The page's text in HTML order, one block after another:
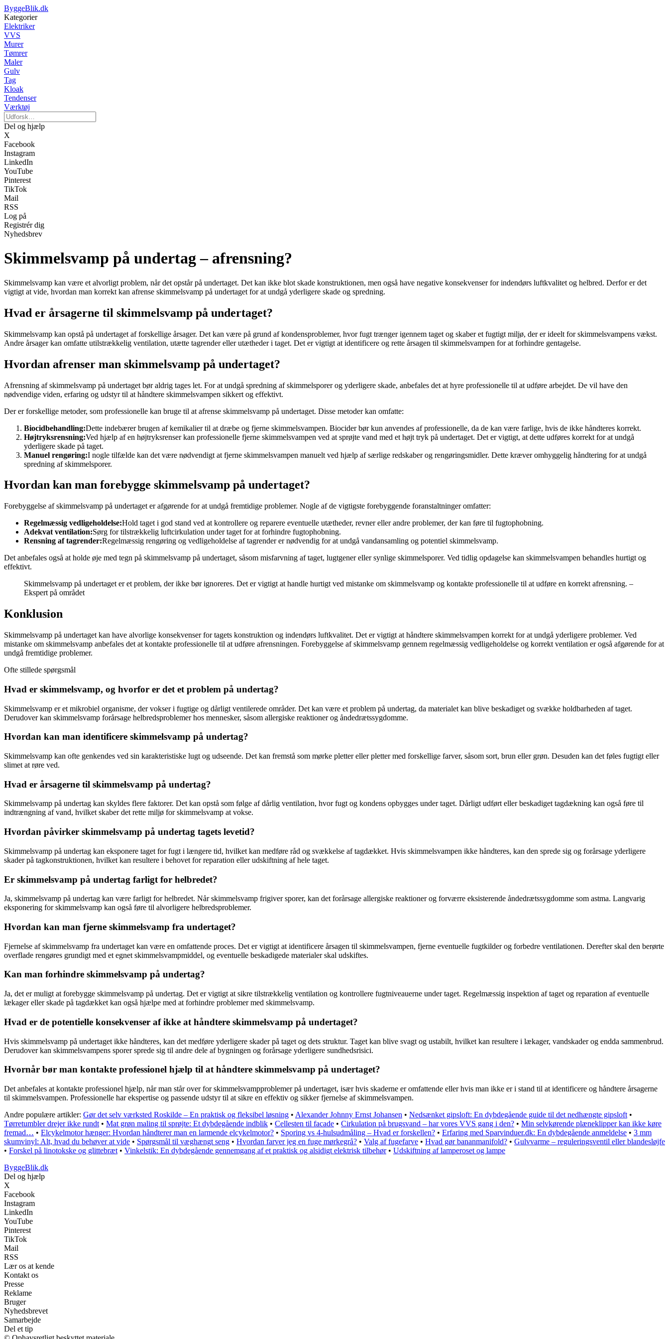
ByggeBlik.dk
Kategorier
Elektriker
VVS
Murer
Tømrer
Maler
Gulv
Tag
Kloak
Tendenser
Værktøj
Del og hjælp
X
Facebook
Instagram
LinkedIn
YouTube
Pinterest
TikTok
Mail
RSS
Log på
Registrér dig
Nyhedsbrev
Skimmelsvamp på undertag – afrensning?
Skimmelsvamp kan være et alvorligt problem, når det opstår på undertaget. Det kan ikke blot skade konstruktionen, men også have negative konsekvenser for indendørs luftkvalitet og helbred. Derfor er det
vigtigt at vide, hvordan man korrekt kan afrense skimmelsvamp på undertaget for at undgå yderligere skade og spredning.
Hvad er årsagerne til skimmelsvamp på undertaget?
Skimmelsvamp kan opstå på undertaget af forskellige årsager. Det kan være på grund af kondensproblemer, hvor fugt trænger igennem taget og skaber et fugtigt miljø, der er ideelt for skimmelsvampens vækst.
Andre årsager kan omfatte utilstrækkelig ventilation, utætte tagrender eller utætheder i taget. Det er vigtigt at identificere og rette årsagen til skimmelsvampen for at forhindre gentagelse.
Hvordan afrenser man skimmelsvamp på undertaget?
Afrensning af skimmelsvamp på undertaget bør aldrig tages let. For at undgå spredning af skimmelsporer og yderligere skade, anbefales det at hyre professionelle til at udføre arbejdet. De vil have den
nødvendige viden, erfaring og udstyr til at håndtere skimmelsvampen sikkert og effektivt.
Der er forskellige metoder, som professionelle kan bruge til at afrense skimmelsvamp på undertaget. Disse metoder kan omfatte:
Biocidbehandling:Dette indebærer brugen af ​​kemikalier til at dræbe og fjerne skimmelsvampen. Biocider bør kun anvendes af professionelle, da de kan være farlige, hvis de ikke håndteres korrekt.
Højtryksrensning:Ved hjælp af en højtryksrenser kan professionelle fjerne skimmelsvampen ved at sprøjte vand med et højt tryk på undertaget. Det er vigtigt, at dette udføres korrekt for at undgå
yderligere skade på taget.
Manuel rengøring:I nogle tilfælde kan det være nødvendigt at fjerne skimmelsvampen manuelt ved hjælp af særlige redskaber og rengøringsmidler. Dette kræver omhyggelig håndtering for at undgå
spredning af skimmelsporer.
Hvordan kan man forebygge skimmelsvamp på undertaget?
Forebyggelse af skimmelsvamp på undertaget er afgørende for at undgå fremtidige problemer. Nogle af de vigtigste forebyggende foranstaltninger omfatter:
Regelmæssig vedligeholdelse:Hold taget i god stand ved at kontrollere og reparere eventuelle utætheder, revner eller andre problemer, der kan føre til fugtophobning.
Adekvat ventilation:Sørg for tilstrækkelig luftcirkulation under taget for at forhindre fugtophobning.
Rensning af tagrender:Regelmæssig rengøring og vedligeholdelse af tagrender er nødvendig for at undgå vandansamling og potentiel skimmelsvamp.
Det anbefales også at holde øje med tegn på skimmelsvamp på undertaget, såsom misfarvning af taget, lugtgener eller synlige skimmelsporer. Ved tidlig opdagelse kan skimmelsvampen behandles hurtigt og
effektivt.
Skimmelsvamp på undertaget er et problem, der ikke bør ignoreres. Det er vigtigt at handle hurtigt ved mistanke om skimmelsvamp og kontakte professionelle til at udføre en korrekt afrensning. –
Ekspert på området
Konklusion
Skimmelsvamp på undertaget kan have alvorlige konsekvenser for tagets konstruktion og indendørs luftkvalitet. Det er vigtigt at håndtere skimmelsvampen korrekt for at undgå yderligere problemer. Ved
mistanke om skimmelsvamp anbefales det at kontakte professionelle til at udføre afrensningen. Forebyggelse af skimmelsvamp gennem regelmæssig vedligeholdelse og korrekt ventilation er også afgørende for at
undgå fremtidige problemer.
Ofte stillede spørgsmål
Hvad er skimmelsvamp, og hvorfor er det et problem på undertag?
Skimmelsvamp er et mikrobiel organisme, der vokser i fugtige og dårligt ventilerede områder. Det kan være et problem på undertag, da materialet kan blive beskadiget og svække holdbarheden af taget.
Derudover kan skimmelsvamp forårsage helbredsproblemer hos mennesker, såsom allergiske reaktioner og åndedrætssygdomme.
Hvordan kan man identificere skimmelsvamp på undertag?
Skimmelsvamp kan ofte genkendes ved sin karakteristiske lugt og udseende. Det kan fremstå som mørke pletter eller pletter med forskellige farver, såsom sort, brun eller grøn. Desuden kan det føles fugtigt eller
slimet at røre ved.
Hvad er årsagerne til skimmelsvamp på undertag?
Skimmelsvamp på undertag kan skyldes flere faktorer. Det kan opstå som følge af dårlig ventilation, hvor fugt og kondens opbygges under taget. Dårligt udført eller beskadiget tagdækning kan også føre til
indtrængning af vand, hvilket skaber det rette miljø for skimmelsvamp at vokse.
Hvordan påvirker skimmelsvamp på undertag tagets levetid?
Skimmelsvamp på undertag kan eksponere taget for fugt i længere tid, hvilket kan medføre råd og svækkelse af tagdækket. Hvis skimmelsvampen ikke håndteres, kan den sprede sig og forårsage yderligere
skader på tagkonstruktionen, hvilket kan resultere i behovet for reparation eller udskiftning af hele taget.
Er skimmelsvamp på undertag farligt for helbredet?
Ja, skimmelsvamp på undertag kan være farligt for helbredet. Når skimmelsvamp frigiver sporer, kan det forårsage allergiske reaktioner og forværre eksisterende åndedrætssygdomme som astma. Langvarig
eksponering for skimmelsvamp kan også føre til alvorligere helbredsproblemer.
Hvordan kan man fjerne skimmelsvamp fra undertaget?
Fjernelse af skimmelsvamp fra undertaget kan være en omfattende proces. Det er vigtigt at identificere årsagen til skimmelsvampen, fjerne eventuelle fugtkilder og forbedre ventilationen. Derefter skal den berørte
overflade rengøres grundigt med et egnet skimmelsvampmiddel, og eventuelle beskadigede materialer skal udskiftes.
Kan man forhindre skimmelsvamp på undertag?
Ja, det er muligt at forebygge skimmelsvamp på undertag. Det er vigtigt at sikre tilstrækkelig ventilation og kontrollere fugtniveauerne under taget. Regelmæssig inspektion af taget og reparation af eventuelle
lækager eller skade på tagdækket kan også hjælpe med at forhindre problemer med skimmelsvamp.
Hvad er de potentielle konsekvenser af ikke at håndtere skimmelsvamp på undertaget?
Hvis skimmelsvamp på undertaget ikke håndteres, kan det medføre yderligere skader på taget og dets struktur. Taget kan blive svagt og ustabilt, hvilket kan resultere i lækager, vandskader og endda sammenbrud.
Derudover kan skimmelsvampens sporer sprede sig til andre dele af bygningen og forårsage yderligere sundhedsrisici.
Hvornår bør man kontakte professionel hjælp til at håndtere skimmelsvamp på undertaget?
Det anbefales at kontakte professionel hjælp, når man står over for skimmelsvampproblemer på undertaget, især hvis skaderne er omfattende eller hvis man ikke er i stand til at identificere og håndtere årsagerne
til skimmelsvampen. Professionelle har ekspertise og passende udstyr til at sikre en effektiv og sikker fjernelse af skimmelsvampen.
Andre populære artikler: Gør det selv værksted Roskilde – En praktisk og fleksibel løsning • Alexander Johnny Ernst Johansen • Nedsænket gipsloft: En dybdegående guide til det nedhængte gipsloft •
Tørretumbler drejer ikke rundt • Mat grøn maling til sprøjte: Et dybdegående indblik • Cellesten til facade • Cirkulation på brugsvand – har vores VVS gang i den? • Min selvkørende plæneklipper kan ikke køre
fremad… • Elcykelmotor hænger: Hvordan håndterer man en larmende elcykelmotor? • Sporing vs 4-hulsudmåling – Hvad er forskellen? • Erfaring med Sparvinduer.dk: En dybdegående anmeldelse • 3 mm
skumvinyl: Alt, hvad du behøver at vide • Spørgsmål til væghængt seng • Hvordan farver jeg en fuge mørkegrå? • Valg af fugefarve • Hvad gør bananmanifold? • Gulvvarme – reguleringsventil eller blandesløjfe
• Forskel på linotokske og glittebræt • Vinkelstik: En dybdegående gennemgang af et praktisk og alsidigt elektrisk tilbehør• Udskiftning af lamperoset og lampe
ByggeBlik.dk
Del og hjælp
X
Facebook
Instagram
LinkedIn
YouTube
Pinterest
TikTok
Mail
RSS
Lær os at kende
Kontakt os
Presse
Reklame
Bruger
Nyhedsbrevet
Samarbejde
Del et tip